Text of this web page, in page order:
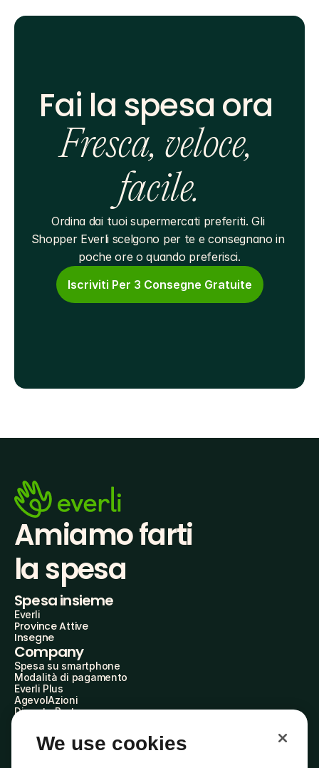
Fai la spesa ora
Fresca, veloce,
facile.
Ordina dai tuoi supermercati preferiti. Gli
Shopper Everli scelgono per te e consegnano in
poche ore o quando preferisci.
Iscriviti Per 3 Consegne Gratuite
Amiamo farti
la spesa
Spesa insieme
Everli
Province Attive
Insegne
Company
Spesa su smartphone
Modalità di pagamento
Everli Plus
AgevolAzioni
Diventa Partner
Everli Shoppers
About Us
We use cookies